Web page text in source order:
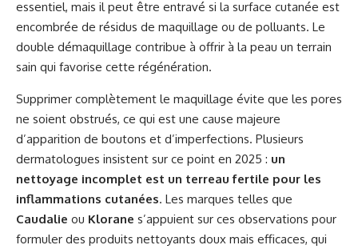
essentiel, mais il peut être entravé si la surface cutanée est
encombrée de résidus de maquillage ou de polluants. Le
double démaquillage contribue à offrir à la peau un terrain
sain qui favorise cette régénération.
Supprimer complètement le maquillage évite que les pores
ne soient obstrués, ce qui est une cause majeure
d’apparition de boutons et d’imperfections. Plusieurs
dermatologues insistent sur ce point en 2025 : un
nettoyage incomplet est un terreau fertile pour les
inflammations cutanées. Les marques telles que
Caudalie ou Klorane s’appuient sur ces observations pour
formuler des produits nettoyants doux mais efficaces, qui